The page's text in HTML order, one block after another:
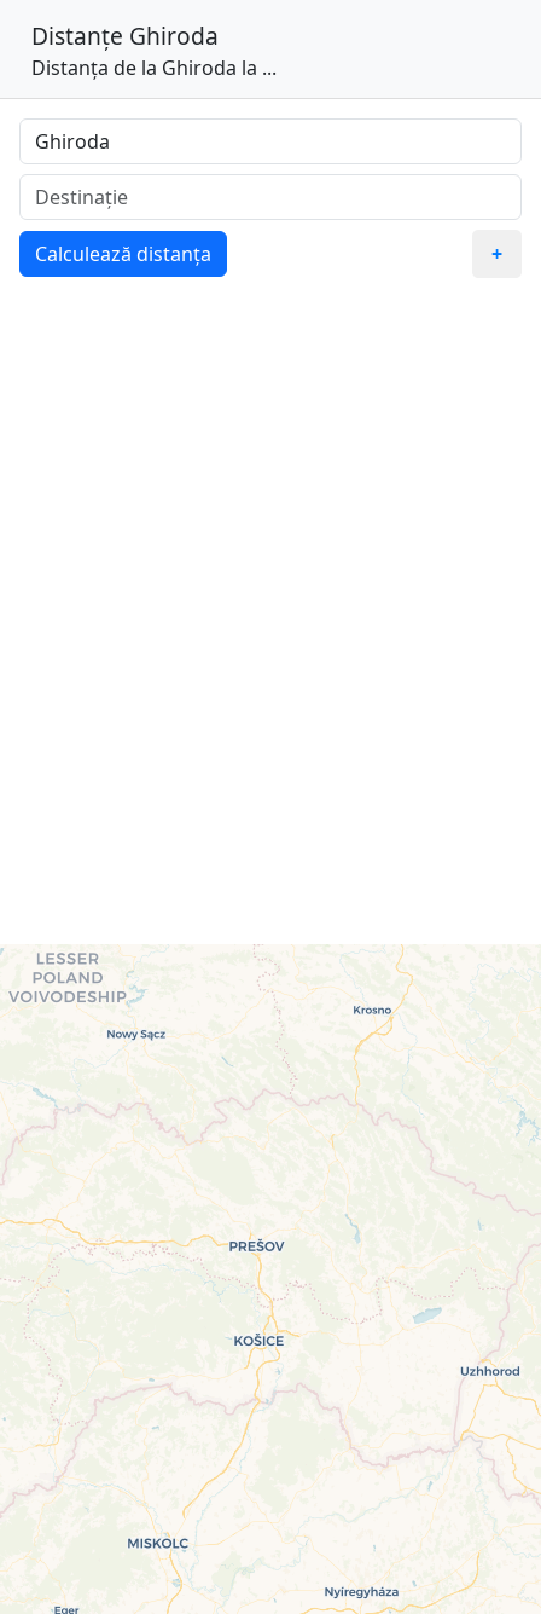
Distanțe Ghiroda
Distanța de la Ghiroda la ...
Calculează distanța +